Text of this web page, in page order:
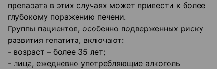
препарата в этих случаях может привести к более
глубокому поражению печени.
Группы пациентов, особенно подверженных риску
развития гепатита, включают:
- возраст – более 35 лет;
- лица, ежедневно употребляющие алкоголь